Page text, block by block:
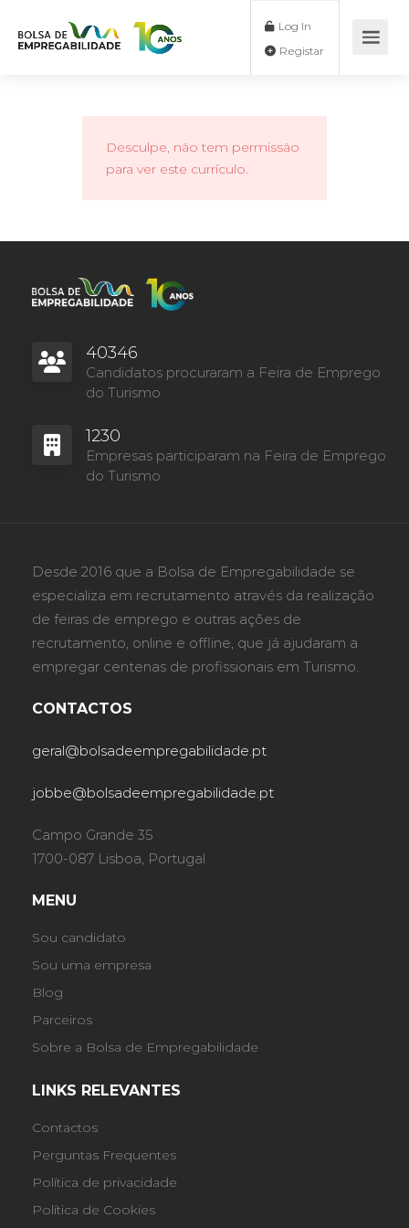
Log In
Desculpe, não tem permissão
para ver este currículo.
40346
Candidatos procuraram a Feira de Emprego
do Turismo
1230
Empresas participaram na Feira de Emprego
do Turismo
Desde 2016 que a Bolsa de Empregabilidade se
especializa em recrutamento através da realização
de feiras de emprego e outras ações de
recrutamento, online e offline, que já ajudaram a
empregar centenas de profissionais em Turismo.
CONTACTOS
geral@bolsadeempregabilidade.pt
jobbe@bolsadeempregabilidade.pt
Campo Grande 35
1700-087 Lisboa, Portugal
MENU
Sou candidato
Sou uma empresa
Blog
Parceiros
Sobre a Bolsa de Empregabilidade
LINKS RELEVANTES
Contactos
Perguntas Frequentes
Política de privacidade
Política de Cookies